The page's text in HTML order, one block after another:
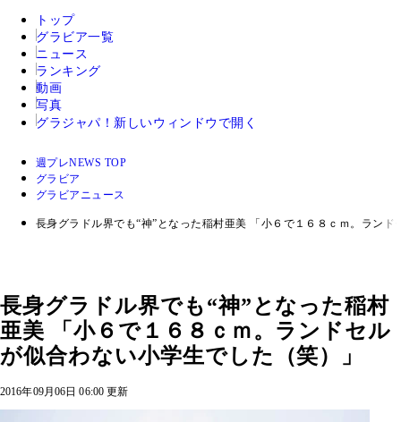
トップ
グラビア一覧
ニュース
ランキング
動画
写真
グラジャパ！ 新しいウィンドウで開く
週プレNEWS TOP
グラビア
グラビアニュース
長身グラドル界でも“神”となった稲村亜美 「小６で１６８ｃｍ。ラン
長身グラドル界でも“神”となった稲村
亜美 「小６で１６８ｃｍ。ランドセル
が似合わない小学生でした（笑）」
2016年09月06日 06:00 更新